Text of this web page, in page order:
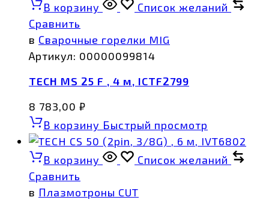
В корзину
Список желаний
Сравнить
в Сварочные горелки MIG
Артикул: 00000099814
TECH MS 25 F , 4 м, ICTF2799
8 783,00 ₽
В корзину Быстрый просмотр
В корзину
Список желаний
Сравнить
в Плазмотроны CUT